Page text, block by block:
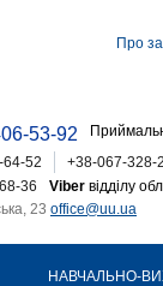
Про
53-92
52
+38-067-328-
Viber відділу
36
23 office@uu.ua
НАВЧАЛЬНО-